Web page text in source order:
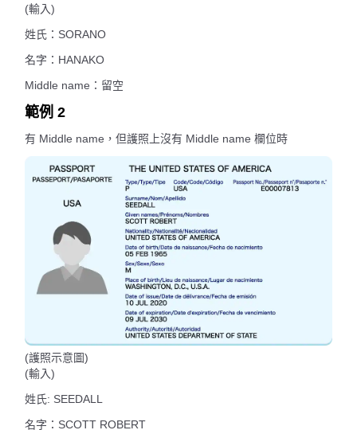
(輸入)
姓氏：SORANO
名字：HANAKO
Middle name：留空
範例 2
有 Middle name，但護照上沒有 Middle name 欄位時
(護照示意圖)
(輸入)
姓氏: SEEDALL
名字：SCOTT ROBERT